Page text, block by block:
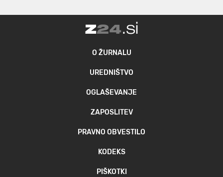
O ŽURNALU
UREDNIŠTVO
OGLAŠEVANJE
ZAPOSLITEV
PRAVNO OBVESTILO
KODEKS
PIŠKOTKI